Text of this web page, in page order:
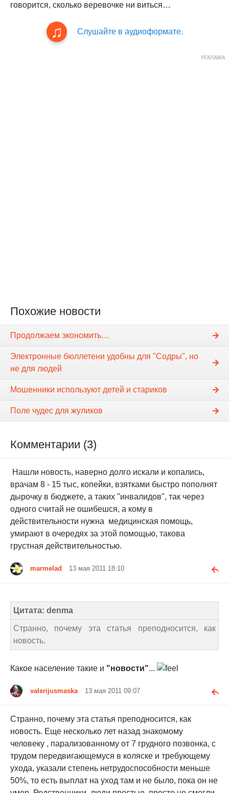
говорится, сколько веревочке ни виться…
Слушайте в аудиоформате.
Похожие новости
Продолжаем экономить…
Электронные бюллетени удобны для "Содры", но
не для людей
Мошенники используют детей и стариков
Поле чудес для жуликов
Комментарии (3)
Нашли новость, наверно долго искали и копались,
врачам 8 - 15 тыс, копейки, взятками быстро пополнят
дырочку в бюджете, а таких ''инвалидов", так через
одного считай не ошибешся, а кому в
действительности нужна медицинская помощь,
умирают в очередях за этой помощью, такова
грустная действительностью.
marmelad 13 мая 2011 18:10
Цитата: denma
Странно, почему эта статья преподносится, как
новость.
Какое население такие и "новости"...
valerijusmaska 13 мая 2011 09:07
Странно, почему эта статья преподносится, как
новость. Еще несколько лет назад знакомому
человеку , парализованному от 7 грудного позвонка, с
трудом передвигающемуся в коляске и требующему
ухода, указали степень нетрудоспособности меньше
50%, то есть выплат на уход там и не было, пока он не